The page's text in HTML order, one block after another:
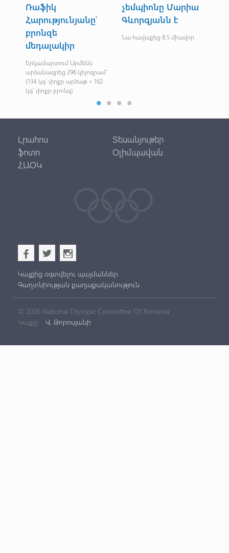
Ռաֆիկ
Հարությունյանը՝
բրոնզե
մեդալակիր
Երկամարտում Արմենն
արձանագրեց 296 կիլոգրամ՝
(134 կգ` փոքր արծաթ + 162
կգ` փոքր բրոնզ)
չեմպիոնը Մարիա
Գևորգյանն է
Նա հավաքեց 8,5 միավոր
Լրահոս
Տեսանյութեր
ֆոտո
Օլիմպավան
ՀԱՕԿ
b a x
Կայքից օգտվելու պայմաններ
Գաղտնիության քաղաքականություն
© 2026 National Olympic Committee Of Armenia
Կայքը՝
Վ. Թորոսյանի